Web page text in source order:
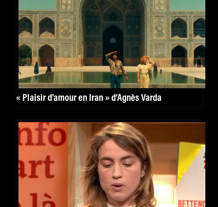
« Plaisir d’amour en Iran » d’Agnès Varda